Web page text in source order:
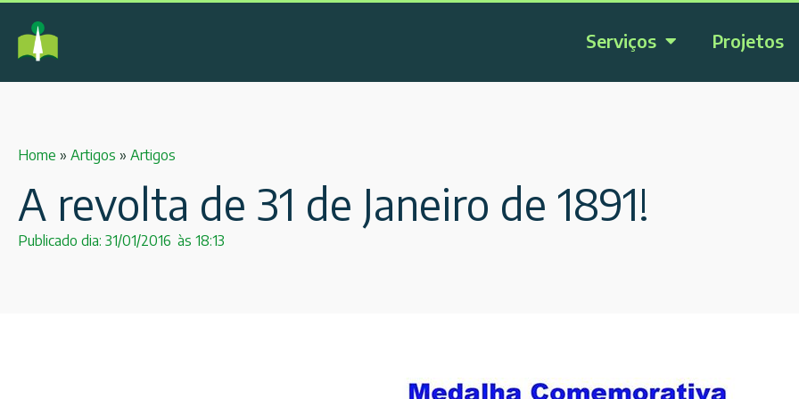
Serviços Projetos
Home » Artigos » Artigos
A revolta de 31 de Janeiro de 1891!
Publicado dia: 31/01/2016 às 18:13